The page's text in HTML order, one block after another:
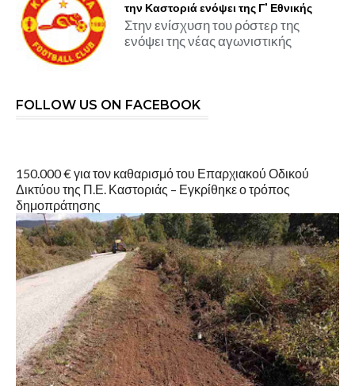
την Καστοριά ενόψει της Γ' Εθνικής
Στην ενίσχυση του ρόστερ της
ενόψει της νέας αγωνιστικής
FOLLOW US ON FACEBOOK
150.000 € για τον καθαρισμό του Επαρχιακού Οδικού
Δικτύου της Π.Ε. Καστοριάς – Εγκρίθηκε ο τρόπος
δημοπράτησης